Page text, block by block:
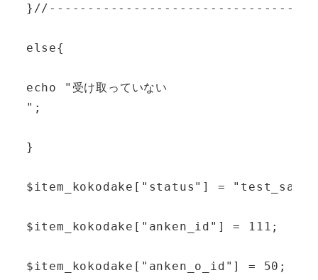
else{
echo "受け取っていない
";
}
$item_kokodake["status"] =
$item_kokodake["anken_id"] = 111;
$item_kokodake["anken_o_id"] = 50;